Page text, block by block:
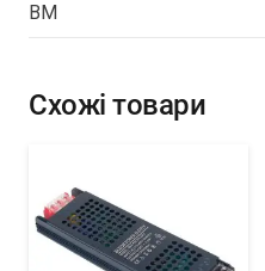
BM
Схожі товари